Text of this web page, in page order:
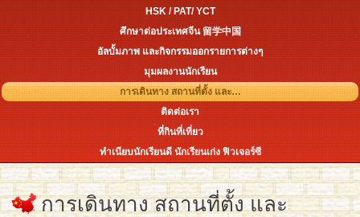
HSK / PAT/ YCT
ศึกษาต่อประเทศจีน 留学中国
อัลบั้มภาพ และกิจกรรมออกรายการต่างๆ
มุมผลงานนักเรียน
การเดินทาง สถานที่ตั้ง และ…
ติดต่อเรา
ที่กินที่เที่ยว
ทำเนียบนักเรียนดี นักเรียนเก่ง ฟิวเจอร์ซี
การเดินทาง สถานที่ตั้ง และ